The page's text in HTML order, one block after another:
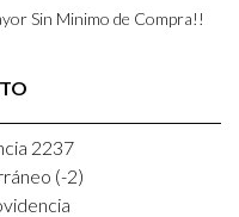
Sin Minimo de Compra!!
2237
(-2)